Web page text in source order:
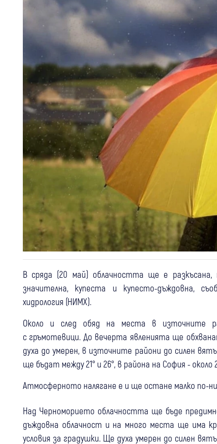
В сряда (20 май) облачността ще е
значителна, купеста и купесто-дъждовна,
хидрология (НИМХ).
Около и след обяд на места в източните
с гръмотевици. До вечерта явленията ще
духа до умерен, в източните райони до силен
ще бъдат между 21° и 26°, в района на София - около
Атмосферното налягане е и ще остане малко по-
Над Черноморието облачността ще бъде
дъждовна облачност и на много места ще има
условия за градушки. Ще духа умерен до силен